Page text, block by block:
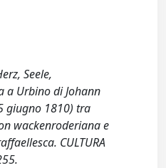
Seele,
a Urbino di Johann
giugno 1810) tra
wackenroderiana e
CULTURA